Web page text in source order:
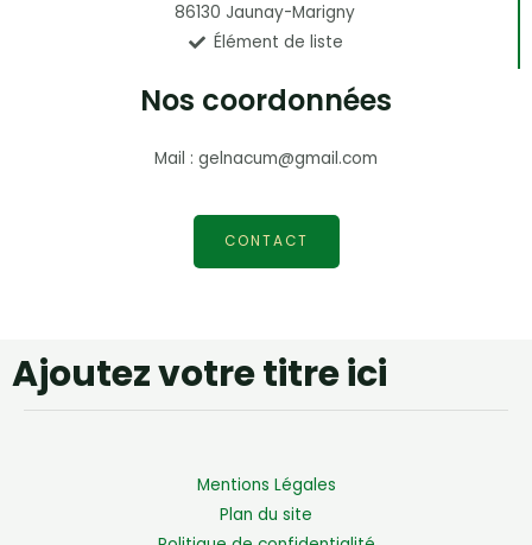
86130 Jaunay-Marigny
Élément de liste
Nos coordonnées
Mail : gelnacum@gmail.com
CONTACT
Ajoutez votre titre ici
Mentions Légales
Plan du site